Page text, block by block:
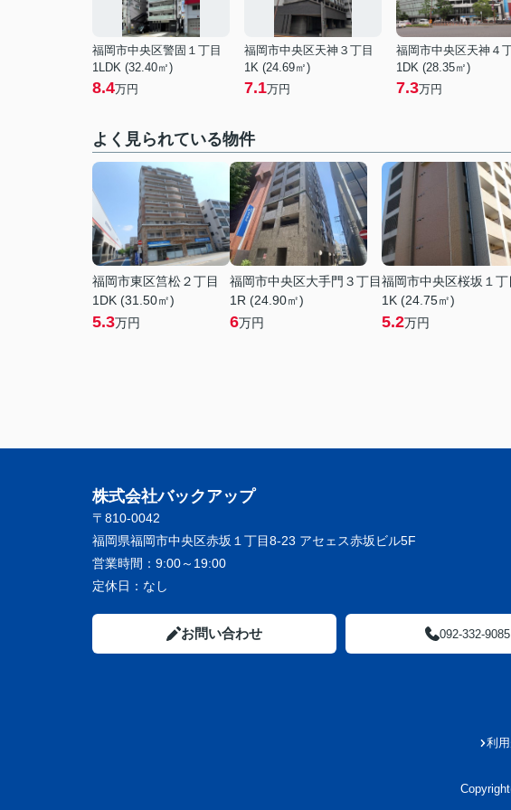
福岡市中央区警固１丁目
1LDK (32.40㎡)
8.4万円
福岡市中央区天神３丁目
1K (24.69㎡)
7.1万円
福岡市中央区天神４
1DK (28.35㎡)
7.3万円
よく見られている物件
福岡市東区筥松２丁目
1DK (31.50㎡)
5.3万円
福岡市中央区大手門３丁目
1R (24.90㎡)
6万円
福岡市中央区桜坂１丁
1K (24.75㎡)
5.2万円
株式会社バックアップ
〒810-0042
福岡県福岡市中央区赤坂１丁目8-23 アセェス赤坂ビル5F
営業時間： 9:00～19:00
定休日： なし
お問い合わせ 092-332-9085
利